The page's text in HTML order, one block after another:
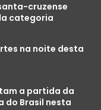
cruzense
categoria
na noite desta
a partida da
do Brasil nesta